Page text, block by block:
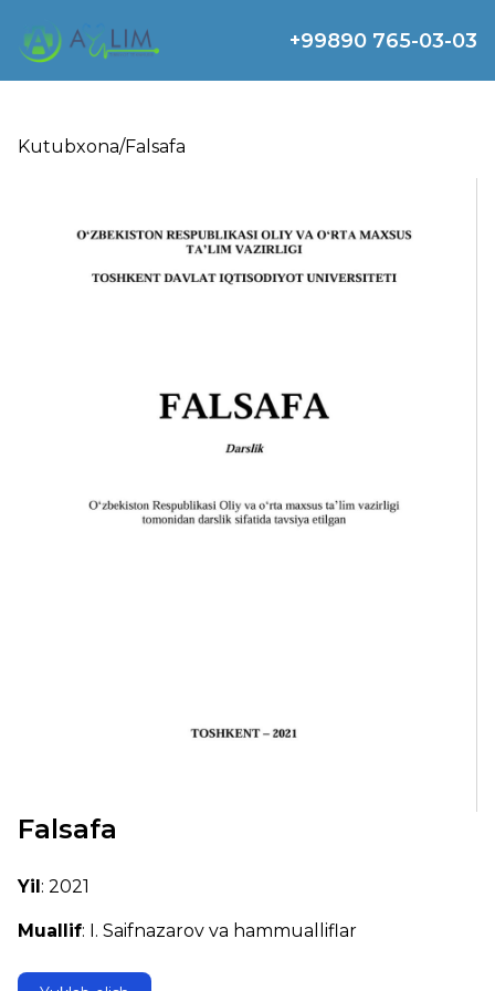
+99890 765-03-03
Kutubxona/Falsafa
Falsafa
Yil: 2021
Muallif: I. Saifnazarov va hammualliflar